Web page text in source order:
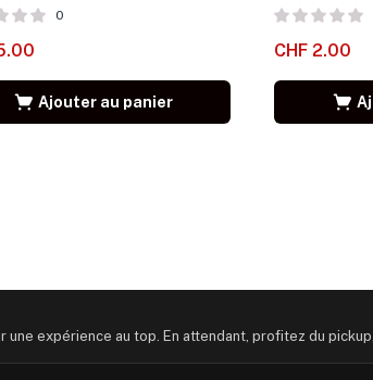
0
Ajouter au panier
CHF 2.00
expérience au top. En attendant, profitez du